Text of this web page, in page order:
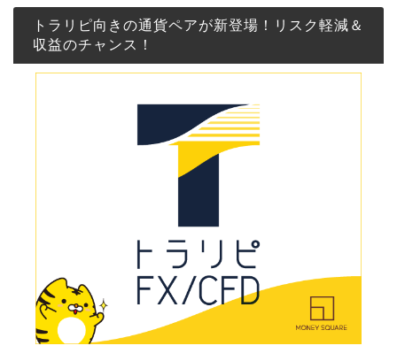
トラリピ向きの通貨ペアが新登場！リスク軽減＆
収益のチャンス！